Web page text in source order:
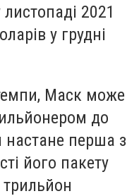
2021
у грудні
Маск може
до
настане перша з
його пакету
трильйон